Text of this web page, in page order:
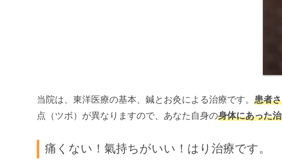
当院は、東洋医療の基本、鍼とお灸による治療です。 患者
点（ツボ）が異なりますので、あなた自身の身体にあった
痛くない！氣持ちがいい！はり治療です。